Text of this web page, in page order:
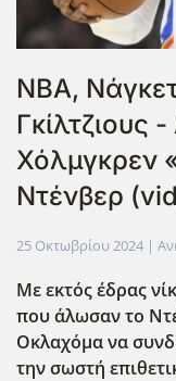
NBA,
Γκίλτζιους
Χόλμγκρεν
Ντένβερ
25 Οκτωβρίου 2024 |
Με εκτός έδρας
που άλωσαν το
Οκλαχόμα να
την σωστή